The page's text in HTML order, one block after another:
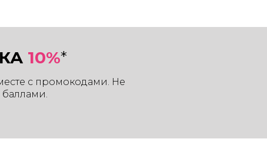
10%*
с промокодами. Не